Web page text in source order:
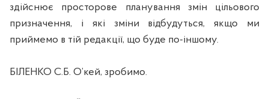
здійснює просторове планування змін цільового
призначення, і які зміни відбудуться, якщо ми
приймемо в тій редакції, що буде по-іншому.
БІЛЕНКО С.Б. О’кей, зробимо.